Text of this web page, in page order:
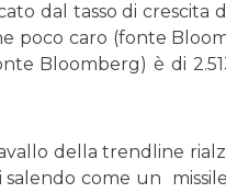
dal tasso di crescita
poco caro (fonte
Bloomberg) è di
della trendline
come un